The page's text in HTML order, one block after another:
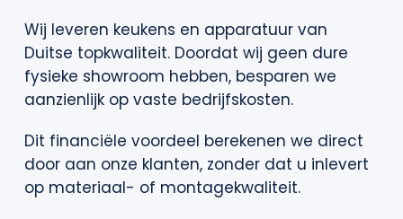
Wij leveren keukens en apparatuur van
Duitse topkwaliteit. Doordat wij geen dure
fysieke showroom hebben, besparen we
aanzienlijk op vaste bedrijfskosten.
Dit financiële voordeel berekenen we direct
door aan onze klanten, zonder dat u inlevert
op materiaal- of montagekwaliteit.